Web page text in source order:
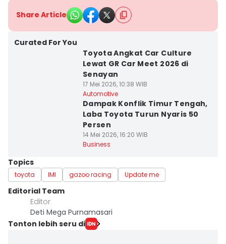
Share Article
Curated For You
Toyota Angkat Car Culture
Lewat GR Car Meet 2026 di
Senayan
17 Mei 2026, 10:38 WIB
Automotive
Dampak Konflik Timur Tengah,
Laba Toyota Turun Nyaris 50
Persen
14 Mei 2026, 16:20 WIB
Business
Topics
toyota IMI gazoo racing Update me
Editorial Team
Editor
Deti Mega Purnamasari
Tonton lebih seru di